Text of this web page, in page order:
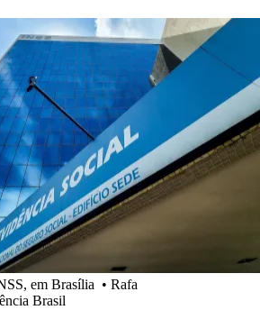
em Brasília • Rafa
Brasil